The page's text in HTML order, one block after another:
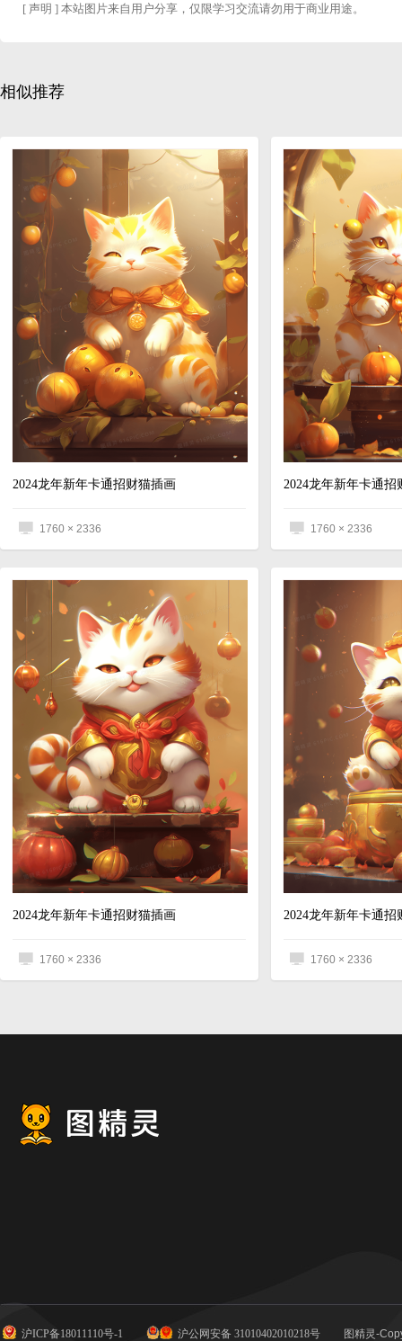
[ 声明 ] 本站图片来自用户分享，仅限学习交流请勿用于商业用途。
相似推荐
2024龙年新年卡通招财猫插画
1760 × 2336
2024龙年新年卡通招
1760 × 2336
2024龙年新年卡通招财猫插画
1760 × 2336
2024龙年新年卡通招
1760 × 2336
沪ICP备18011110号-1 沪公网安备 31010402010218号 图精灵-